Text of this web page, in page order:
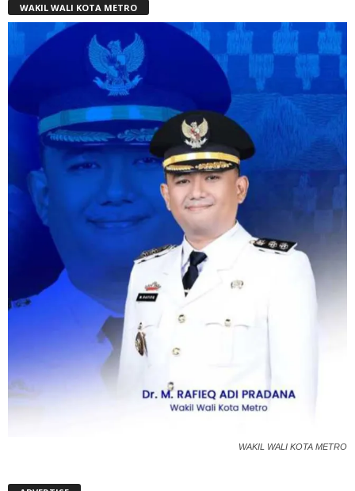
WAKIL WALI KOTA METRO
WAKIL WALI KOTA METRO